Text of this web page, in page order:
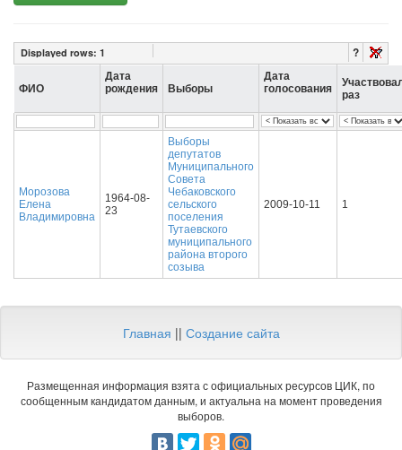
Displayed rows: 1 ?
ФИО
Дата
рождения
Выборы
Дата
голосования
раз
Морозова
Елена
Владимировна
1964-08-
23
Выборы
депутатов
Муниципального
Совета
Чебаковского
сельского
поселения
Тутаевского
муниципального
района второго
созыва
2009-10-11 1
Главная || Создание сайта
Размещенная информация взята с официальных ресурсов ЦИК, по
сообщенным кандидатом данным, и актуальна на момент проведения
выборов.